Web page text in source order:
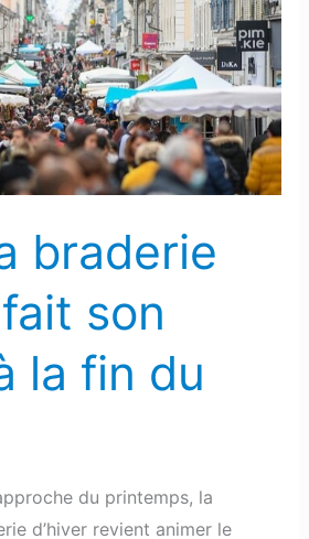
braderie
son
la fin du
du printemps, la
d’hiver revient animer le